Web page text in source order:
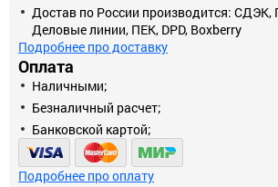
Позволяет визуально контролировать
Преимущества
Просты и удобны в эксплуатации.
Надежная конструкция.
Срок службы не менее 15 лет.
Достав по России производится: СДЭК,
Деловые линии, ПЕК, DPD, Boxberry
Подробнее про доставку
Оплата
Наличными;
Безналичный расчет;
Банковской картой;
Подробнее про оплату